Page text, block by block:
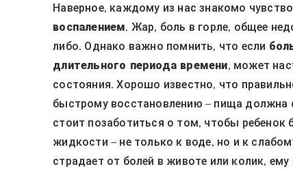
Наверное, каждому из нас знакомо чувство
воспалением. Жар, боль в горле, общее
либо. Однако важно помнить, что если
длительного периода времени, может
состояния. Хорошо известно, что
быстрому восстановлению – пища должна
стоит позаботиться о том, чтобы
жидкости – не только к воде, но и к
страдает от болей в животе или колик, ему